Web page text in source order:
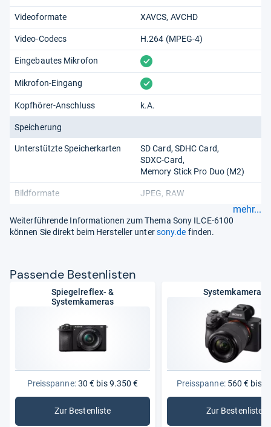
Videoformate XAVCS AVCHD
Video-Codecs H.264 (MPEG-4)
Eingebautes Mikrofon vorhanden
Mikrofon-Eingang vorhanden
Kopfhörer-Anschluss k.A.
Speicherung
Unterstützte Speicherkarten SD Card SDHC Card
SDXC-Card
Memory Stick Pro Duo (M2)
Bildformate JPEG RAW
mehr...
Weiterführende Informationen zum Thema Sony ILCE-6100
können Sie direkt beim Hersteller untersony.de finden.
Pas­sende Bes­ten­lis­ten
Spiegelreflex- &
Systemkameras
Preisspanne:30 € bis 9.350 €
Zur Bestenliste: Spiegelreflex- & Systemkameras
Systemkameras
Preisspanne:560 € bis
Zur Bestenliste
: